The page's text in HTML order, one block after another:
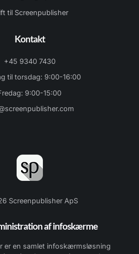
til Screenpublisher
Kontakt
+45 9340 7430
til torsdag: 9:00-16:00
9:00-15:00
Screenpublisher ApS
af infoskærme
er en samlet infoskærmsløsning